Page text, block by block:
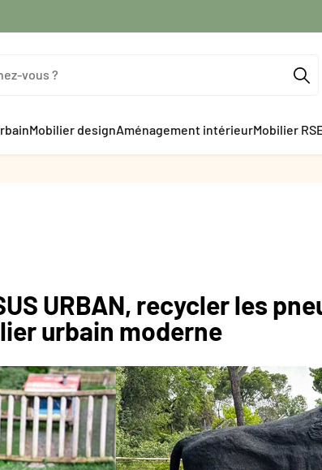
Mobilier designAménagement intérieurMobilier
URBAN, recycler les
urbain moderne